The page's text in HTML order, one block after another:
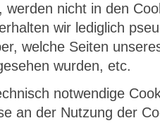
werden nicht in den
wir lediglich
welche Seiten
wurden, etc.
notwendige
an der Nutzung der